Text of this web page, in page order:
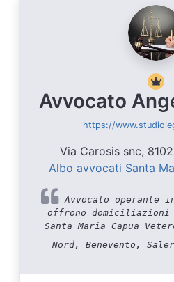
Avvocato
https://
Via Carosis snc,
Albo avvocati Santa
Avvocato
offrono
Santa Maria Capua
Nord, Benevento,